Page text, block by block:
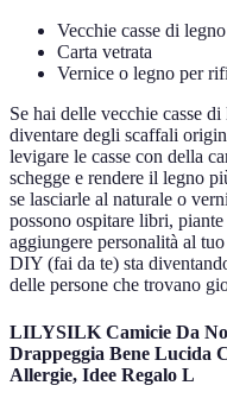
Vecchie casse di legno
Carta vetrata
Vernice o legno per
Se hai delle vecchie casse
diventare degli scaffali
levigare le casse con della
schegge e rendere il legno
se lasciarle al naturale o
possono ospitare libri,
aggiungere personalità al
DIY (fai da te) sta
delle persone che trovano
LILYSILK Camicie Da
Drappeggia Bene Lucida
Allergie, Idee Regalo L